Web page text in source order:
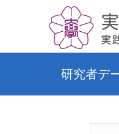
研究者デ